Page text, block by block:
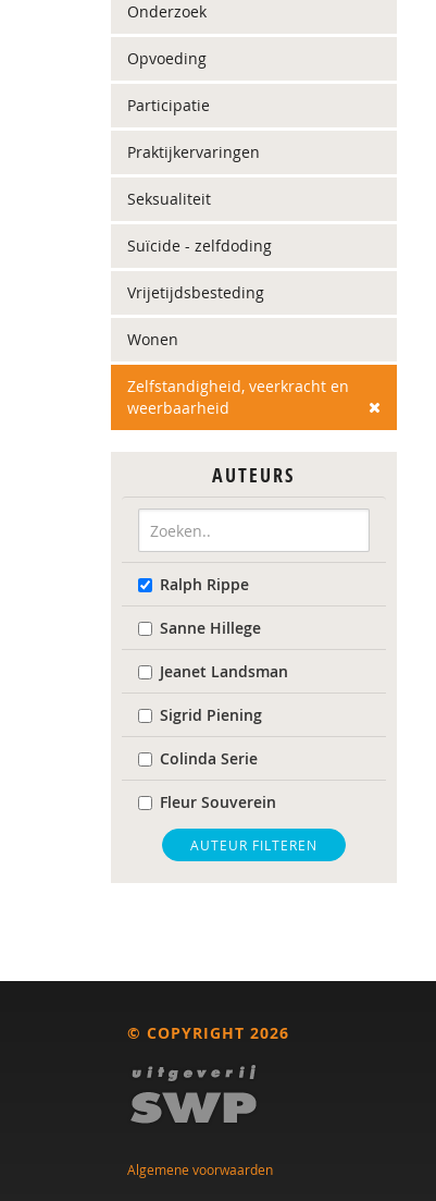
Onderzoek
Opvoeding
Participatie
Praktijkervaringen
Seksualiteit
Suïcide - zelfdoding
Vrijetijdsbesteding
Wonen
Zelfstandigheid, veerkracht en
weerbaarheid
AUTEURS
Ralph Rippe
Sanne Hillege
Jeanet Landsman
Sigrid Piening
Colinda Serie
Fleur Souverein
Inge van Balkom
AUTEUR FILTEREN
© COPYRIGHT 2026
Algemene voorwaarden